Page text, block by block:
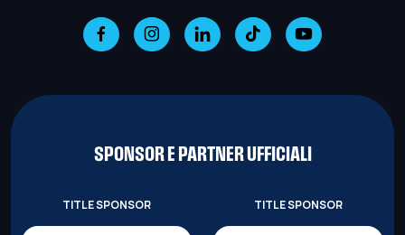
SPONSOR E PARTNER UFFICIALI
TITLE SPONSOR TITLE SPONSOR